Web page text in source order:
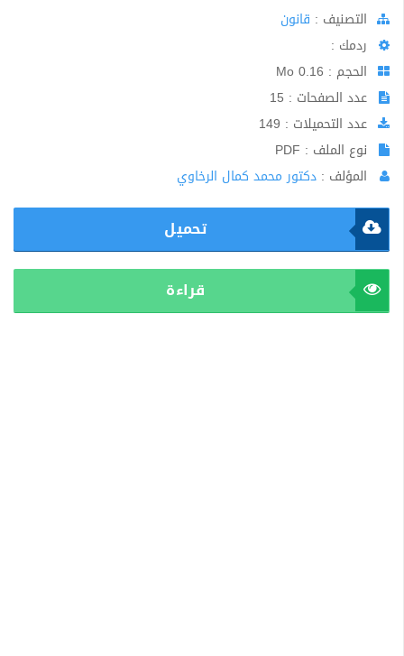
اﻟﺘﺼﻨﻴﻒ : قانون
ردمك :
الحجم : 0.16 Mo
عدد الصفحات : 15
عدد التحميلات : 149
نوع الملف : PDF
المؤلف : دكتور محمد كمال الرخاوي
تحميل
قراءة